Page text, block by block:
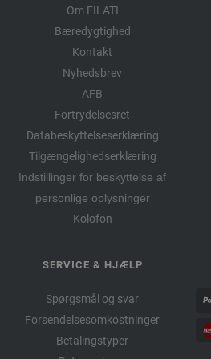
Om FILATI
Bæredygtighed
Kontakt
Nyhedsbrev
AFB
Fortrydelsesret
Databeskyttelseserklæring
Tilgængelighedserklæring
Indstillinger for beskyttelse af
personlige oplysninger
Kolofon
SERVICE & HJÆLP
Spørgsmål og svar
Forsendelsesomkostninger
Betalingstyper